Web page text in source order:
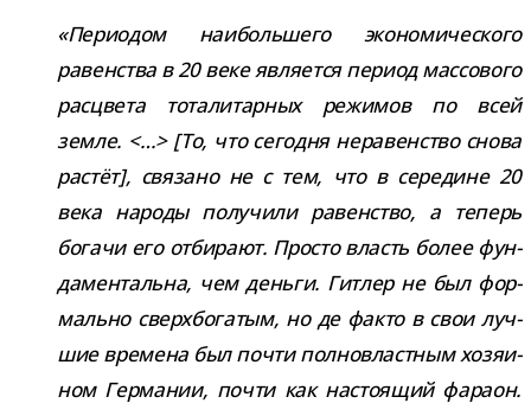
«Периодом наи­боль­шего эко­но­ми­че­ского
равен­ства в 20 веке явля­ется период мас­со­вого
рас­цвета тота­ли­тар­ных режи­мов по всей
земле. <…> [То, что сего­дня нера­вен­ство снова
рас­тёт], свя­зано не с тем, что в сере­дине 20
века народы полу­чили равен­ство, а теперь
богачи его отби­рают. Просто власть более фун­
да­мен­тальна, чем деньги. Гитлер не был фор­
мально сверх­бо­га­тым, но де факто в свои луч­
шие вре­мена был почти пол­но­власт­ным хозя­и­
ном Германии, почти как насто­я­щий фараон.